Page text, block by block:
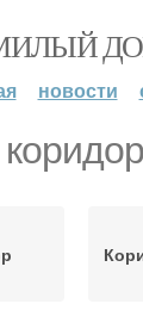
новости